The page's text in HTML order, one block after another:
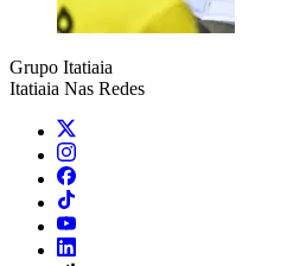
Grupo Itatiaia
Itatiaia Nas Redes